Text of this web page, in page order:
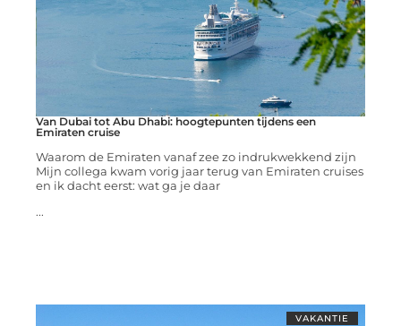
Van Dubai tot Abu Dhabi: hoogtepunten tijdens een
Emiraten cruise
Waarom de Emiraten vanaf zee zo indrukwekkend zijn
Mijn collega kwam vorig jaar terug van Emiraten cruises
en ik dacht eerst: wat ga je daar
...
VAKANTIE